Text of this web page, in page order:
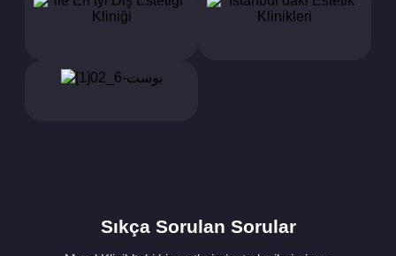
Sıkça Sorulan Sorular